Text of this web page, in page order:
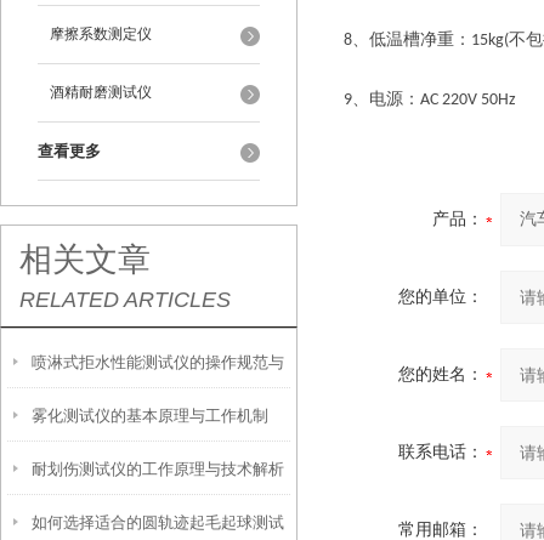
摩擦系数测定仪
酒精耐磨测试仪
查看更多
相关文章
RELATED ARTICLES
喷淋式拒水性能测试仪的操作规范与
应用指南
雾化测试仪的基本原理与工作机制
耐划伤测试仪的工作原理与技术解析
如何选择适合的圆轨迹起毛起球测试
8、低温槽净重： 15kg(不
9、电源： AC 220V 50Hz
产品：
您的单位：
您的姓名：
联系电话：
常用邮箱：